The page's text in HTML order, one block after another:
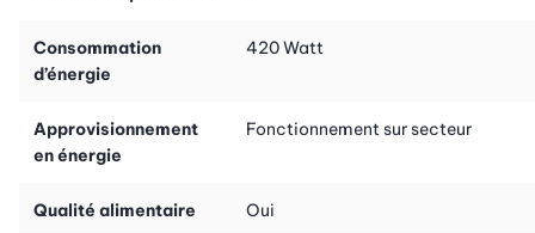
Consommation
d’énergie
420 Watt
Approvisionnement
en énergie
Fonctionnement sur secteur
Qualité alimentaire Oui